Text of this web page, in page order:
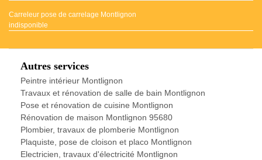
Carreleur pose de carrelage Montlignon
indisponible
Autres services
Peintre intérieur Montlignon
Travaux et rénovation de salle de bain Montlignon
Pose et rénovation de cuisine Montlignon
Rénovation de maison Montlignon 95680
Plombier, travaux de plomberie Montlignon
Plaquiste, pose de cloison et placo Montlignon
Electricien, travaux d'électricité Montlignon